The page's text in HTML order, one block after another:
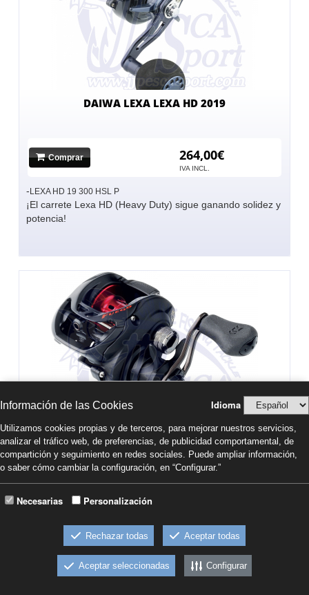
DAIWA LEXA LEXA HD 2019
Comprar 264,00€
IVA INCL.
- LEXA HD 19 300 HSL P
¡El carrete Lexa HD (Heavy Duty) sigue ganando solidez y
potencia!
DAIWA FUEGO CT
-FUEGO CT 100HSL
Información de las Cookies Idioma
Utilizamos cookies propias y de terceros, para mejorar nuestros servicios,
analizar el tráfico web, de preferencias, de publicidad comportamental, de
compartición y seguimiento en redes sociales. Puede ampliar información,
o saber cómo cambiar la configuración, en “Configurar.”
Necesarias Personalización
Rechazar todas Aceptar todas
Aceptar seleccionadas Configurar